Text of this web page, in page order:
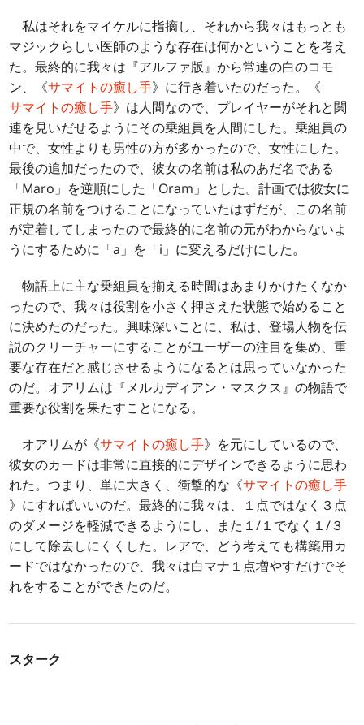
私はそれをマイケルに指摘し、それから我々はもっとも
マジックらしい医師のような存在は何かということを考え
た。最終的に我々は『アルファ版』から常連の白のコモ
ン、《サマイトの癒し手》に行き着いたのだった。《
サマイトの癒し手》は人間なので、プレイヤーがそれと関
連を見いだせるようにその乗組員を人間にした。乗組員の
中で、女性よりも男性の方が多かったので、女性にした。
最後の追加だったので、彼女の名前は私のあだ名である
「Maro」を逆順にした「Oram」とした。計画では彼女に
正規の名前をつけることになっていたはずだが、この名前
が定着してしまったので最終的に名前の元がわからないよ
うにするために「a」を「i」に変えるだけにした。
物語上に主な乗組員を揃える時間はあまりかけたくなか
ったので、我々は役割を小さく押さえた状態で始めること
に決めたのだった。興味深いことに、私は、登場人物を伝
説のクリーチャーにすることがユーザーの注目を集め、重
要な存在だと感じさせるようになるとは思っていなかった
のだ。オアリムは『メルカディアン・マスクス』の物語で
重要な役割を果たすことになる。
オアリムが《サマイトの癒し手》を元にしているので、
彼女のカードは非常に直接的にデザインできるように思わ
れた。つまり、単に大きく、衝撃的な《サマイトの癒し手
》にすればいいのだ。最終的に我々は、１点ではなく３点
のダメージを軽減できるようにし、また１/１でなく１/３
にして除去しにくくした。レアで、どう考えても構築用カ
ードではなかったので、我々は白マナ１点増やすだけでそ
れをすることができたのだ。
スターク